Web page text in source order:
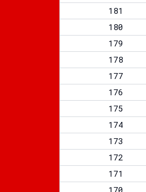
181
180
179
178
177
176
175
174
173
172
171
170